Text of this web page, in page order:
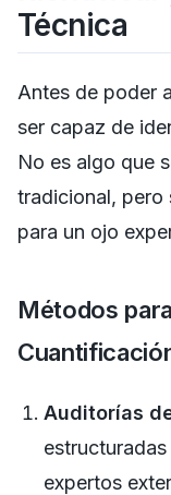
Técnica
Antes de poder
ser capaz de
No es algo que
tradicional, pero
para un ojo
Métodos
Auditorías
expertos